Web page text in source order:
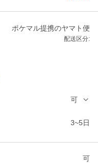
ポケマル提携のヤマト便
配送区分:
可
3~5日
可